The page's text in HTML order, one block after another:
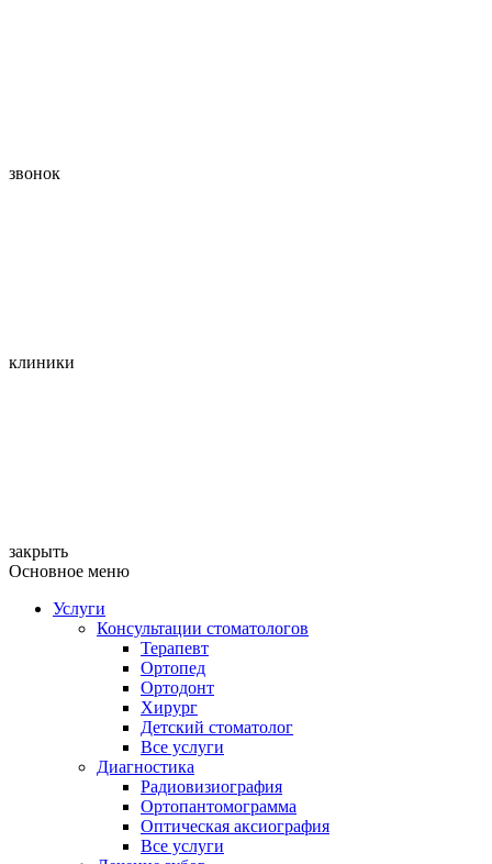
звонок
клиники
закрыть
Основное меню
Услуги
Консультации стоматологов
Терапевт
Ортопед
Ортодонт
Хирург
Детский стоматолог
Все услуги
Диагностика
Радиовизиография
Ортопантомограмма
Оптическая аксиография
Все услуги